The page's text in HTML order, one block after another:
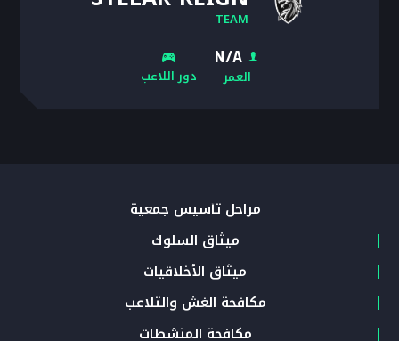
TEAM
N/A
العمر دور اللاعب
مراحل تأسيس جمعية
ميثاق السلوك
ميثاق الأخلاقيات
مكافحة الغش والتلاعب
مكافحة المنشطات